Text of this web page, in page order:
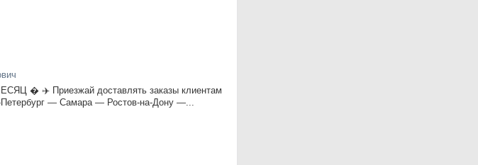
� ✈️ Приезжай доставлять заказы клиентам
— Самара — Ростов-на-Дону —...